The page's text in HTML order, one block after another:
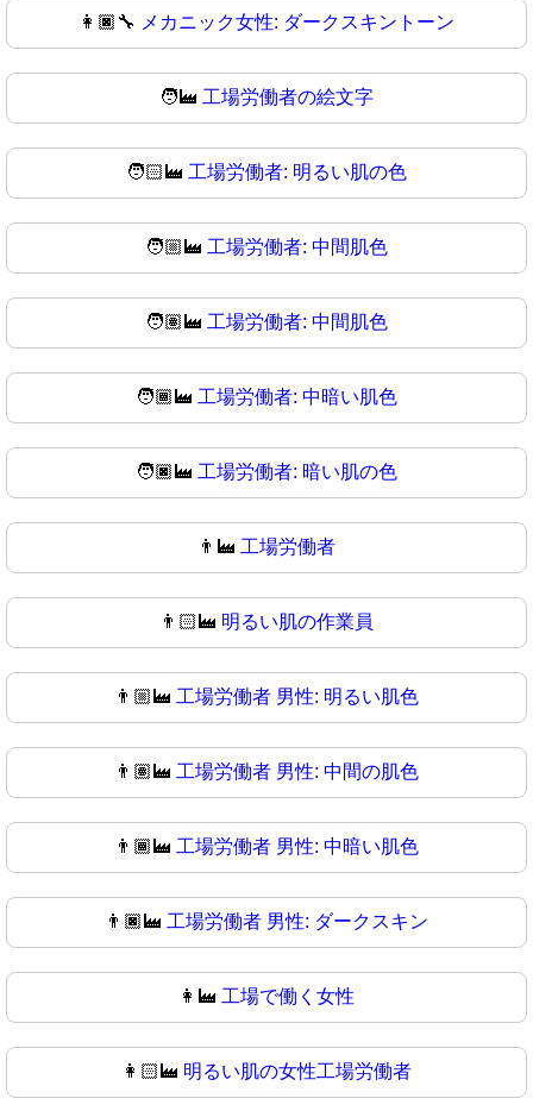
👩🏿‍🔧 メカニック女性: ダークスキントーン
🧑‍🏭 工場労働者の絵文字
🧑🏻‍🏭 工場労働者: 明るい肌の色
🧑🏼‍🏭 工場労働者: 中間肌色
🧑🏽‍🏭 工場労働者: 中間肌色
🧑🏾‍🏭 工場労働者: 中暗い肌色
🧑🏿‍🏭 工場労働者: 暗い肌の色
👨‍🏭 工場労働者
👨🏻‍🏭 明るい肌の作業員
👨🏼‍🏭 工場労働者 男性: 明るい肌色
👨🏽‍🏭 工場労働者 男性: 中間の肌色
👨🏾‍🏭 工場労働者 男性: 中暗い肌色
👨🏿‍🏭 工場労働者 男性: ダークスキン
👩‍🏭 工場で働く女性
👩🏻‍🏭 明るい肌の女性工場労働者